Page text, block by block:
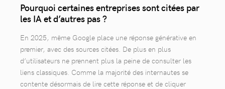
Pourquoi certaines entreprises sont citées par
les IA et d’autres pas ?
En 2025, même Google place une réponse générative en
premier, avec des sources citées. De plus en plus
d’utilisateurs ne prennent plus la peine de consulter les
liens classiques. Comme la majorité des internautes se
contente désormais de lire cette réponse et de cliquer